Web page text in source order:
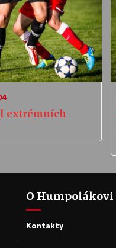
extrémních
O Humpolákovi
Kontakty